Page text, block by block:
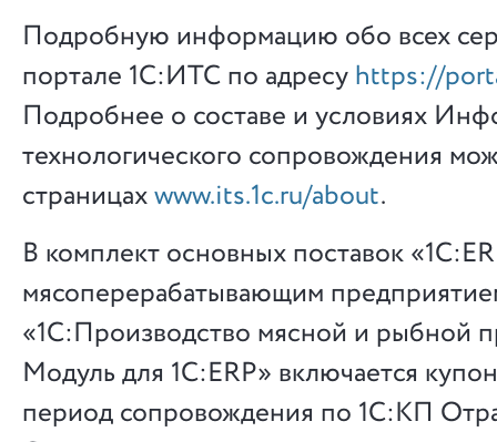
Подробную информацию обо всех
портале 1С:ИТС по адресуhttps://
Подробнее о составе и условиях
технологического сопровождения
страницахwww.its.1c.ru/about.
В комплект основных поставок
мясоперерабатывающим
«1С:Производство мясной и рыбной
Модуль для 1С:ERP» включается
период сопровождения по 1С:КП